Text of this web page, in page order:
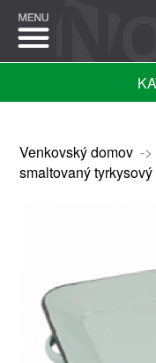
Venkovský domov->
smaltovaný